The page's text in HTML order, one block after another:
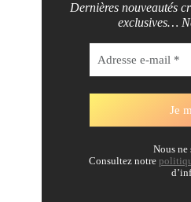
Dernières nouveautés
exclusives…
Nous ne
Consultez notre